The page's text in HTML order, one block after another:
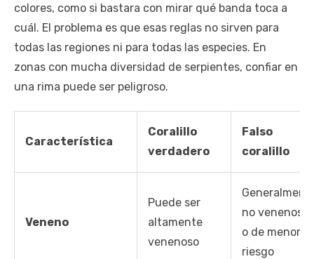
colores, como si bastara con mirar qué banda toca a
cuál. El problema es que esas reglas no sirven para
todas las regiones ni para todas las especies. En
zonas con mucha diversidad de serpientes, confiar en
una rima puede ser peligroso.
Característica
Coralillo
verdadero
Falso
coralillo
Veneno
Puede ser
altamente
venenoso
no venenoso
o de menor
riesgo